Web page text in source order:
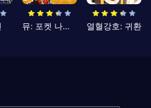
뮤: 포켓 나이츠 열혈강호: 귀환